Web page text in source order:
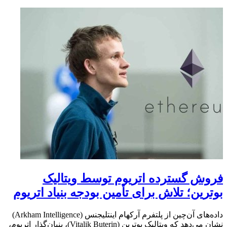
فروش گسترده اتریوم توسط ویتالیک
بوترین؛ تلاش برای تأمین بودجه بنیاد اتریوم
داده‌های آن‌چین از پلتفرم آرکهام اینتلیجنس (Arkham Intelligence)
نشان می‌دهد که ویتالیک بوترین (Vitalik Buterin)، بنیان‌گذار اتریوم،